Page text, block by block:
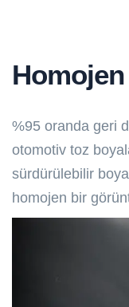
%95 oranda geri
otomotiv toz
sürdürülebilir
homojen bir